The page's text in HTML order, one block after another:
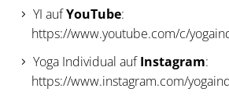
YI aufYouTube:
https://www.youtube.com/c/
Yoga Individual aufInstagram:
https://www.instagram.com/